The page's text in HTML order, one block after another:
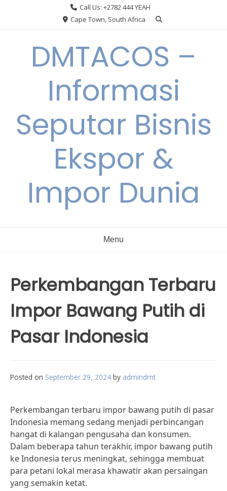
Call Us: +2782 444 YEAH
Cape Town, South Africa
DMTACOS –
Informasi
Seputar Bisnis
Ekspor &
Impor Dunia
Menu
Perkembangan Terbaru
Impor Bawang Putih di
Pasar Indonesia
Posted on September 29, 2024 by admindmt
Perkembangan terbaru impor bawang putih di pasar
Indonesia memang sedang menjadi perbincangan
hangat di kalangan pengusaha dan konsumen.
Dalam beberapa tahun terakhir, impor bawang putih
ke Indonesia terus meningkat, sehingga membuat
para petani lokal merasa khawatir akan persaingan
yang semakin ketat.